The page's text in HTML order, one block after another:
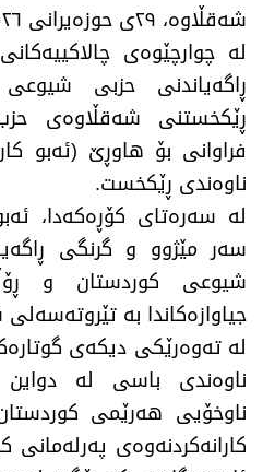
​شەقڵاوە، ٢٩ی حوزەیرانی ٢٠٢٦
ڕاگه‌یاندنی حزبی شیوعی
ڕێكخستنی شەقڵاوەی
فراوانی بۆ هاوڕێ (ئه‌بو
ناوه‌ندی ڕێكخست.
​له‌ سه‌ره‌تای كۆڕه‌كه‌دا،
شیوعی كوردستان و
جیاوازەکاندا بە
​له‌ ته‌وه‌رێكی دیكه‌ی
ناوه‌ندی باسی لە
ناوخۆیی هه‌رێمی
كارانه‌كردنه‌وه‌ی